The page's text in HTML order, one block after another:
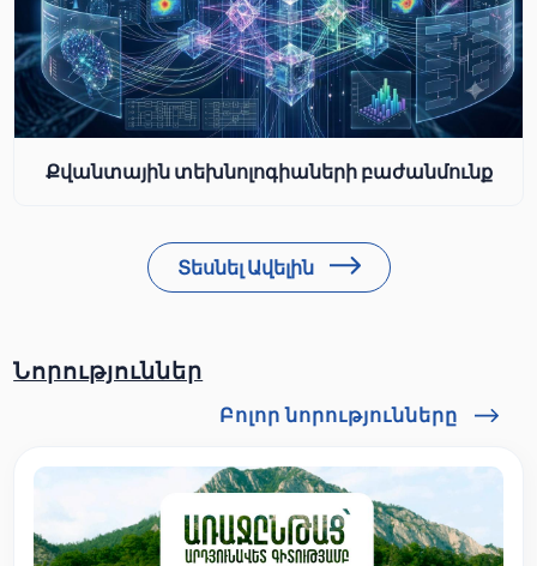
Քվանտային տեխնոլոգիաների բաժանմունք
Տեսնել Ավելին
Նորություններ
Բոլոր նորությունները